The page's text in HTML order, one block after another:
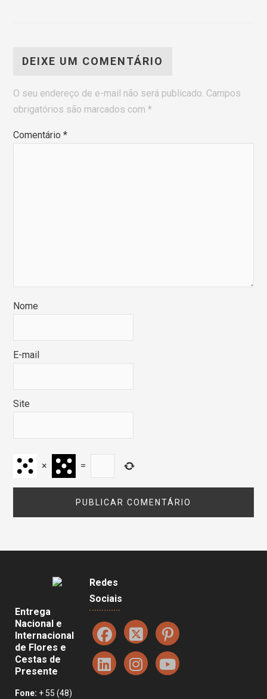
DEIXE UM COMENTÁRIO
O seu endereço de e-mail não será publicado. Campos
obrigatórios são marcados com*
Comentário*
Nome
E-mail
Site
× =
Entrega
Nacional e
Internacional
de Flores e
Cestas de
Presente
Fone: + 55 (48)
Redes
Sociais